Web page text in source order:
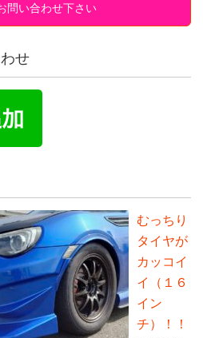
問い合わせ下さい
せ
むっちり
タイヤが
カッコイ
イ（１６
イン
チ）！！